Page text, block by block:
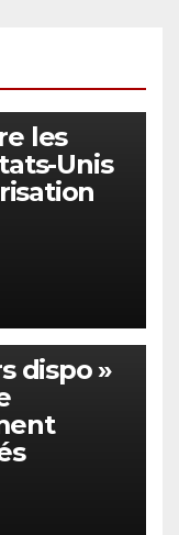
les
Unis
dispo »